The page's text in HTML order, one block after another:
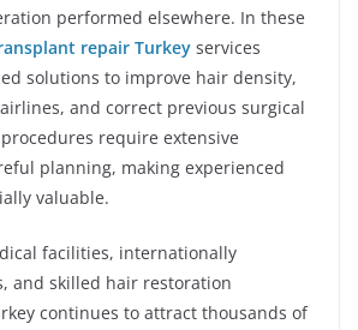
performed elsewhere. In these
repair Turkey services
solutions to improve hair density,
and correct previous surgical
require extensive
planning, making experienced
valuable.
facilities, internationally
and skilled hair restoration
continues to attract thousands of